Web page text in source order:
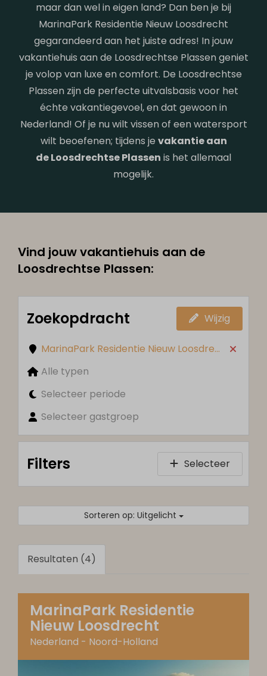
maar dan wel in eigen land? Dan ben je bij
MarinaPark Residentie Nieuw Loosdrecht
gegarandeerd aan het juiste adres! In jouw
vakantiehuis aan de Loosdrechtse Plassen geniet
je volop van luxe en comfort. De Loosdrechtse
Plassen zijn de perfecte uitvalsbasis voor het
échte vakantiegevoel, en dat gewoon in
Nederland! Of je nu wilt vissen of een watersport
wilt beoefenen; tijdens je vakantie aan
de Loosdrechtse Plassen is het allemaal
mogelijk.
Vind jouw vakantiehuis aan de
Loosdrechtse Plassen:
Zoekopdracht Wijzig
MarinaPark Residentie Nieuw Loosdrecht
Alle typen
Selecteer periode
Selecteer gastgroep
Filters Selecteer
Sorteren op: Uitgelicht
Resultaten (4)
MarinaPark Residentie
Nieuw Loosdrecht
Nederland - Noord-Holland